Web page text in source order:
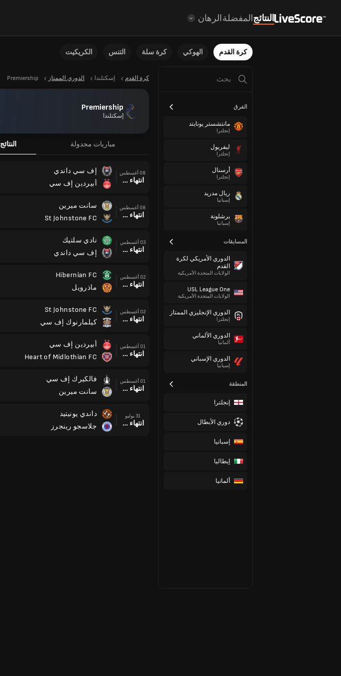
النتائجالمفضلةالرهان
كرة القدم الهوكي كرة سلة التنس الكريكيت
الفرق
مانتشستر يونايتد
إنجلترا
ليفربول
إنجلترا
أرسنال
إنجلترا
ريال مدريد
إسبانيا
برشلونة
إسبانيا
المسابقات
الدوري الأمريكي لكرة
القدم
الولايات المتحدة الأمريكية
USL League One
الولايات المتحدة الأمريكية
الدوري الإنجليزي الممتاز
إنجلترا
الدوري الألماني
ألمانيا
الدوري الإسباني
إسبانيا
المنطقة
إنجلترا
دوري الأبطال
إسبانيا
إيطاليا
ألمانيا
كرة القدم إسكتلندا الدوري الممتاز Premiership
Premiership
إسكتلندا
مباريات مجدولة النتائج
08 أغسطس
انتهاء وقت المباراة
إف سي داندي
أبيردين إف سي
08 أغسطس
انتهاء وقت المباراة
سانت ميرين
St Johnstone FC
03 أغسطس
انتهاء وقت المباراة
نادي سلتيك
إف سي داندي
02 أغسطس
انتهاء وقت المباراة
Hibernian FC
ماذرويل
02 أغسطس
انتهاء وقت المباراة
St Johnstone FC
كيلمارنوك إف سي
01 أغسطس
انتهاء وقت المباراة
أبيردين إف سي
Heart of Midlothian FC
01 أغسطس
انتهاء وقت المباراة
فالكيرك إف سي
سانت ميرين
31 يوليو
انتهاء وقت المباراة
داندي يونيتيد
جلاسجو رينجرز